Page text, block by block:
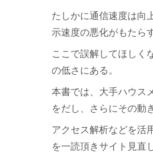
たしかに通信速度は向
示速度の悪化がもたら
ここで誤解してほしく
の低さにある。
本書では、大手ハウス
をだし、さらにその動
アクセス解析などを活
を一読頂きサイト見直